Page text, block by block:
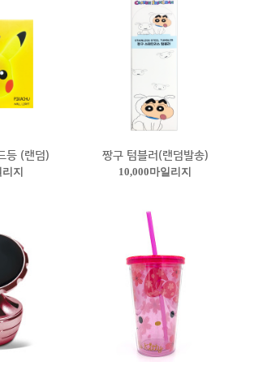
등 (랜덤)
지
짱구 텀블러(랜덤발송)
10,000마일리지